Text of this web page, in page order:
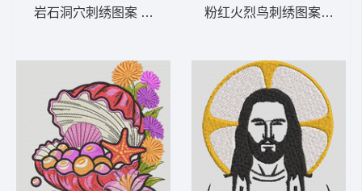
岩石洞穴刺绣图案 洞穴入口 – 探险-DST格粉红火烈鸟刺绣图案 苍鹭-